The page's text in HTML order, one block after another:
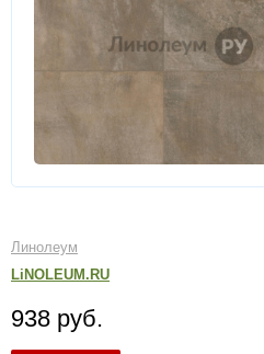
Линолеум
LiNOLEUM.RU
938 руб.